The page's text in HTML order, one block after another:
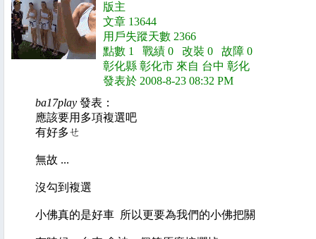
版主
文章 13644
用戶失蹤天數 2366
點數 1 戰績 0 改裝 0 故障 0
彰化縣 彰化市 來自 台中 彰化
發表於 2008-8-23 08:32 PM
ba17play 發表：
應該要用多項複選吧
有好多ㄝ
無故 ...
沒勾到複選
小佛真的是好車 所以更要為我們的小佛把關